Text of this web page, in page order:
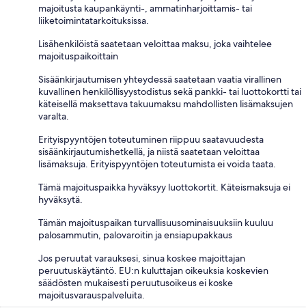
majoitusta kaupankäynti-, ammatinharjoittamis- tai
liiketoimintatarkoituksissa.
Lisähenkilöistä saatetaan veloittaa maksu, joka vaihtelee
majoituspaikoittain
Sisäänkirjautumisen yhteydessä saatetaan vaatia virallinen
kuvallinen henkilöllisyystodistus sekä pankki- tai luottokortti tai
käteisellä maksettava takuumaksu mahdollisten lisämaksujen
varalta.
Erityispyyntöjen toteutuminen riippuu saatavuudesta
sisäänkirjautumishetkellä, ja niistä saatetaan veloittaa
lisämaksuja. Erityispyyntöjen toteutumista ei voida taata.
Tämä majoituspaikka hyväksyy luottokortit. Käteismaksuja ei
hyväksytä.
Tämän majoituspaikan turvallisuusominaisuuksiin kuuluu
palosammutin, palovaroitin ja ensiapupakkaus
Jos peruutat varauksesi, sinua koskee majoittajan
peruutuskäytäntö. EU:n kuluttajan oikeuksia koskevien
säädösten mukaisesti peruutusoikeus ei koske
majoitusvarauspalveluita.